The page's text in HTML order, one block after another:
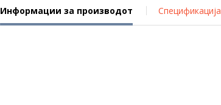
Информации за производот Спецификација